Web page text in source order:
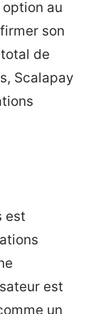
au
son
de
Scalapay
est
est
un